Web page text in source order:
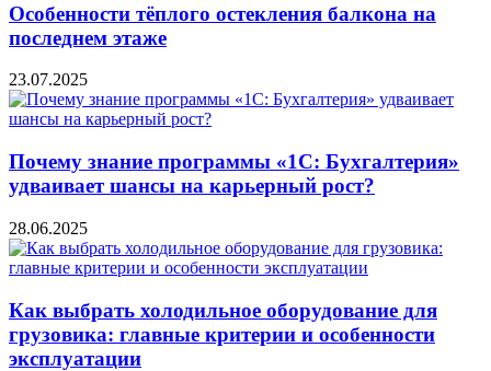
Особенности тёплого остекления балкона на
последнем этаже
23.07.2025
Почему знание программы «1С: Бухгалтерия»
удваивает шансы на карьерный рост?
28.06.2025
Как выбрать холодильное оборудование для
грузовика: главные критерии и особенности
эксплуатации